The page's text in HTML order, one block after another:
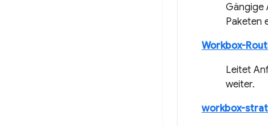
Gängige
Paketen
Workbox-
Leitet
weiter.
workbox-